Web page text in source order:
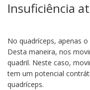
Insuficiência
No quadríceps, apenas
Desta maneira, nos
quadril. Neste caso,
tem um potencial
quadríceps.